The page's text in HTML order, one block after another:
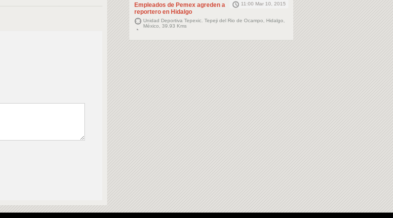
Empleados de Pemex agreden a
reportero en Hidalgo
11:00 Mar 10, 2015
Unidad Deportiva Tepexic. Tepeji del Rio de Ocampo, Hidalgo,
México, 39.93 Kms